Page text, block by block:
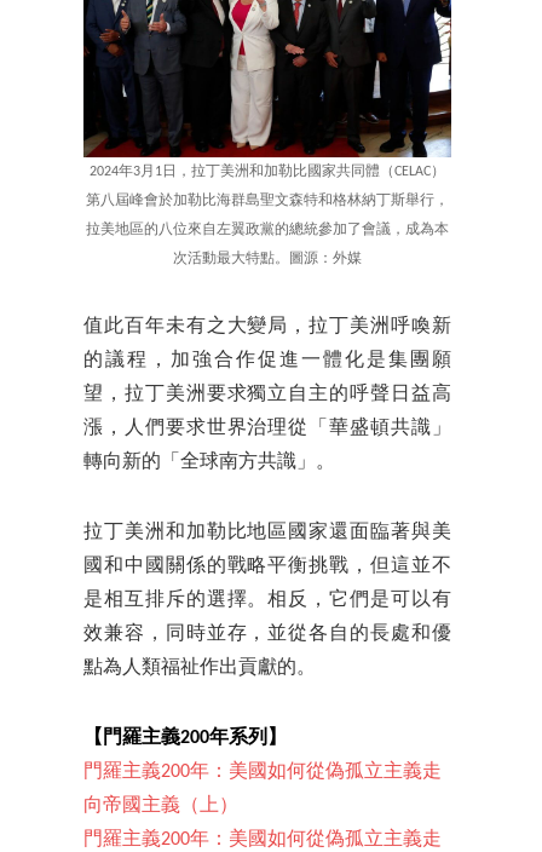
2024年3月1日，拉丁美洲和加勒比國家共同體（CELAC）
第八屆峰會於加勒比海群島聖文森特和格林納丁斯舉行，
拉美地區的八位來自左翼政黨的總統參加了會議，成為本
次活動最大特點。圖源：外媒
值此百年未有之大變局，拉丁美洲呼喚新
的議程，加強合作促進一體化是集團願
望，拉丁美洲要求獨立自主的呼聲日益高
漲，人們要求世界治理從「華盛頓共識」
轉向新的「全球南方共識」。
拉丁美洲和加勒比地區國家還面臨著與美
國和中國關係的戰略平衡挑戰，但這並不
是相互排斥的選擇。相反，它們是可以有
效兼容，同時並存，並從各自的長處和優
點為人類福祉作出貢獻的。
【門羅主義200年系列】
門羅主義200年：美國如何從偽孤立主義走
向帝國主義（上）
門羅主義200年：美國如何從偽孤立主義走